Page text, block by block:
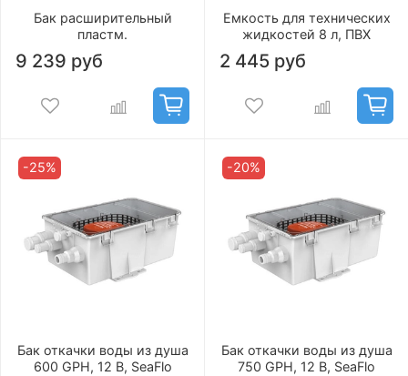
Бак расширительный
пластм.
9 239 руб
Емкость для технических
жидкостей 8 л, ПВХ
2 445 руб
-25%
Бак откачки воды из душа
600 GPH, 12 В, SeaFlo
-20%
Бак откачки воды из душа
750 GPH, 12 В, SeaFlo